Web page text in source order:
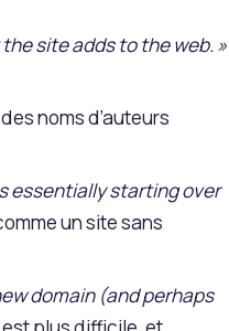
site adds to the web. »
noms d’auteurs
essentially starting over
un site sans
domain (and perhaps